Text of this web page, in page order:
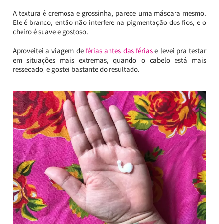
A textura é cremosa e grossinha, parece uma máscara mesmo.
Ele é branco, então não interfere na pigmentação dos fios, e o
cheiro é suave e gostoso.
Aproveitei a viagem de férias antes das férias e levei pra testar
em situações mais extremas, quando o cabelo está mais
ressecado, e gostei bastante do resultado.